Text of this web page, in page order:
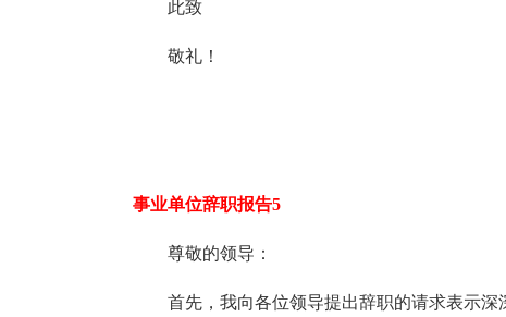
此致
敬礼！
事业单位辞职报告5
尊敬的领导：
首先，我向各位领导提出辞职的请求表示深